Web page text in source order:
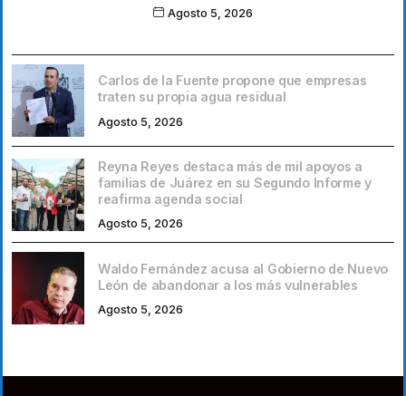
Agosto 5, 2026
Carlos de la Fuente propone que empresas
traten su propia agua residual
Agosto 5, 2026
Reyna Reyes destaca más de mil apoyos a
familias de Juárez en su Segundo Informe y
reafirma agenda social
Agosto 5, 2026
Waldo Fernández acusa al Gobierno de Nuevo
León de abandonar a los más vulnerables
Agosto 5, 2026